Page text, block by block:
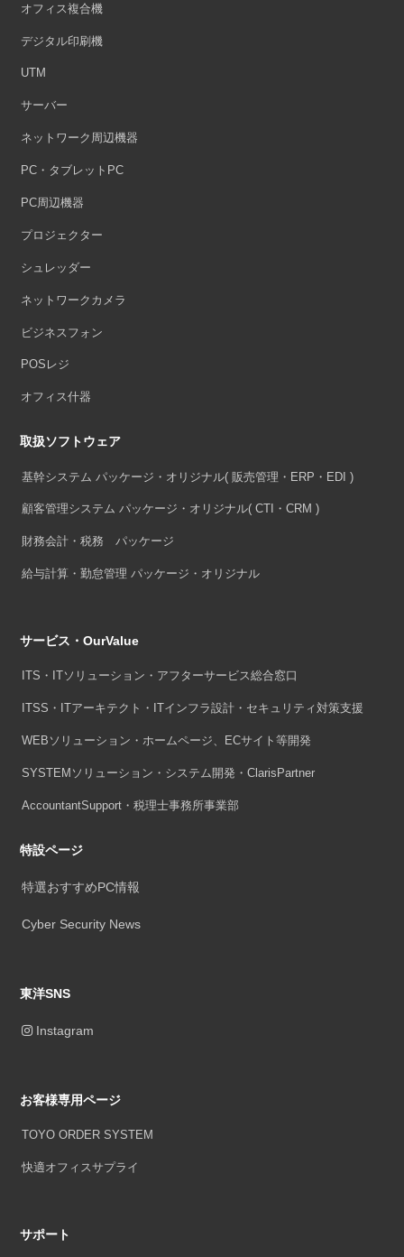
オフィス複合機
デジタル印刷機
UTM
サーバー
ネットワーク周辺機器
PC・タブレットPC
PC周辺機器
プロジェクター
シュレッダー
ネットワークカメラ
ビジネスフォン
POSレジ
オフィス什器
取扱ソフトウェア
基幹システム パッケージ・オリジナル( 販売管理・ERP・EDI )
顧客管理システム パッケージ・オリジナル( CTI・CRM )
財務会計・税務 パッケージ
給与計算・勤怠管理 パッケージ・オリジナル
サービス・OurValue
ITS・ITソリューション・アフターサービス総合窓口
ITSS・ITアーキテクト・ITインフラ設計・セキュリティ対策支援
WEBソリューション・ホームページ、ECサイト等開発
SYSTEMソリューション・システム開発・ClarisPartner
AccountantSupport・税理士事務所事業部
特設ページ
特選おすすめPC情報
Cyber Security News
東洋SNS
Instagram
お客様専用ページ
TOYO ORDER SYSTEM
快適オフィスサプライ
サポート